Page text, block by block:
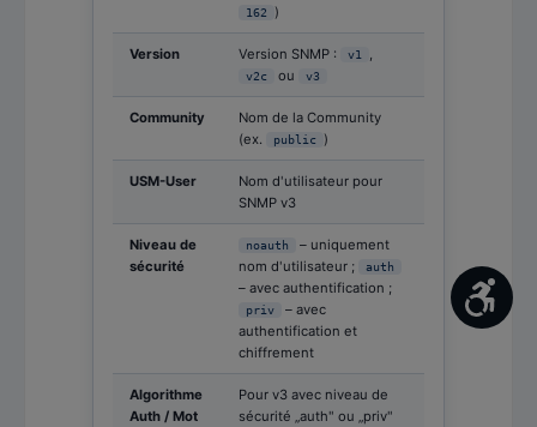
162 )
Version Version SNMP : v1
v2c ou v3
Community
Nom de la Community
(ex.
public )
USM-User
Nom d'utilisateur pour
SNMP v3
Niveau de
sécurité
noauth
– uniquement
nom d'utilisateur ;
auth
– avec authentification ;
priv
– avec
authentification et
chiffrement
Algorithme
Auth / Mot
Pour v3 avec niveau de
sécurité „auth" ou „priv"